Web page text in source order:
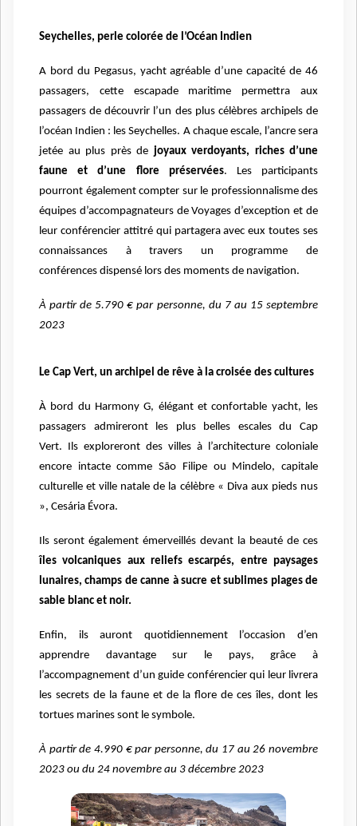
Seychelles, perle colorée de l’Océan Indien
A bord du Pegasus, yacht agréable d’une capacité de 46
passagers, cette escapade maritime permettra aux
passagers de découvrir l’un des plus célèbres archipels de
l’océan Indien : les Seychelles. A chaque escale, l’ancre sera
jetée au plus près de joyaux verdoyants, riches d’une
faune et d’une flore préservées. Les participants
pourront également compter sur le professionnalisme des
équipes d’accompagnateurs de Voyages d’exception et de
leur conférencier attitré qui partagera avec eux toutes ses
connaissances à travers un programme de
conférences dispensé lors des moments de navigation.
À partir de 5.790 € par personne, du 7 au 15 septembre
2023
Le Cap Vert, un archipel de rêve à la croisée des cultures
À bord du Harmony G, élégant et confortable yacht, les
passagers admireront les plus belles escales du Cap
Vert. Ils exploreront des villes à l’architecture coloniale
encore intacte comme São Filipe ou Mindelo, capitale
culturelle et ville natale de la célèbre « Diva aux pieds nus
», Cesária Évora.
Ils seront également émerveillés devant la beauté de ces
îles volcaniques aux reliefs escarpés, entre paysages
lunaires, champs de canne à sucre et sublimes plages de
sable blanc et noir.
Enfin, ils auront quotidiennement l’occasion d’en
apprendre davantage sur le pays, grâce à
l’accompagnement d’un guide conférencier qui leur livrera
les secrets de la faune et de la flore de ces îles, dont les
tortues marines sont le symbole.
À partir de 4.990 € par personne, du 17 au 26 novembre
2023 ou du 24 novembre au 3 décembre 2023